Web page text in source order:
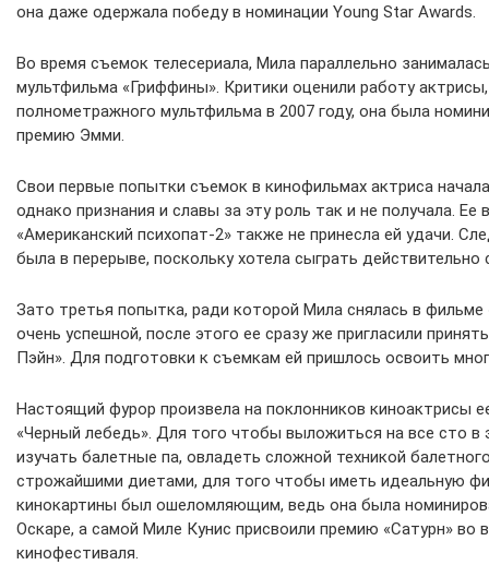
она даже одержала победу в номинации Young Star Awards.
Во время съемок телесериала, Мила параллельно
мультфильма «Гриффины». Критики оценили работу
полнометражного мультфильма в 2007 году, она была
премию Эмми.
Свои первые попытки съемок в кинофильмах актриса
однако признания и славы за эту роль так и не получала.
«Американский психопат-2» также не принесла ей удачи.
была в перерыве, поскольку хотела сыграть
Зато третья попытка, ради которой Мила снялась в фильме
очень успешной, после этого ее сразу же пригласили
Пэйн». Для подготовки к съемкам ей пришлось освоить
Настоящий фурор произвела на поклонников киноактрисы
«Черный лебедь». Для того чтобы выложиться на все сто в
изучать балетные па, овладеть сложной техникой
строжайшими диетами, для того чтобы иметь идеальную
кинокартины был ошеломляющим, ведь она была
Оскаре, а самой Миле Кунис присвоили премию «Сатурн» во
кинофестиваля.